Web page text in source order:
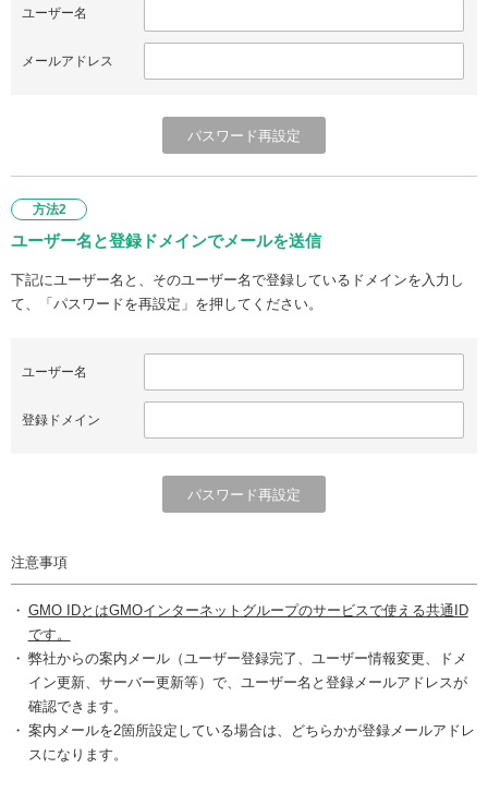
ユーザー名
メールアドレス
方法2
ユーザー名と登録ドメインでメールを送信
下記にユーザー名と、そのユーザー名で登録しているドメインを入力し
て、「パスワードを再設定」を押してください。
ユーザー名
登録ドメイン
注意事項
GMO IDとはGMOインターネットグループのサービスで使える共通ID
です。
弊社からの案内メール（ユーザー登録完了、ユーザー情報変更、ドメ
イン更新、サーバー更新等）で、ユーザー名と登録メールアドレスが
確認できます。
案内メールを2箇所設定している場合は、どちらかが登録メールアドレ
スになります。